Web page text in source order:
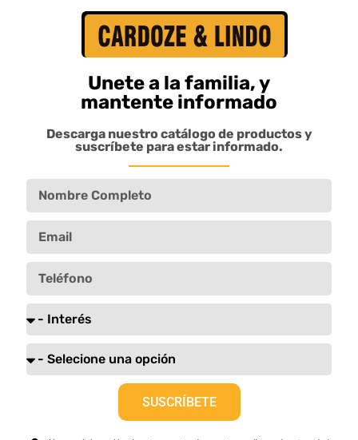
básicos en la dieta de nadie, especialmente de
un camionero. A continuación te ofrecemos
algunas sugerencias rápidas y sencillas de
alimentos saludables que te llenarán de energía
Avena
Fruta fresca
mani y banana
Merienda
Fruta y verduras frescas
Queso en tiras bajo en grasas
Yogurt bajo en grasa
frutos secos: almendras, mani, nueces.
Unete a la familia, y
mantente informado
Descarga nuestro catálogo de productos y
suscríbete para estar informado.
SUSCRÍBETE